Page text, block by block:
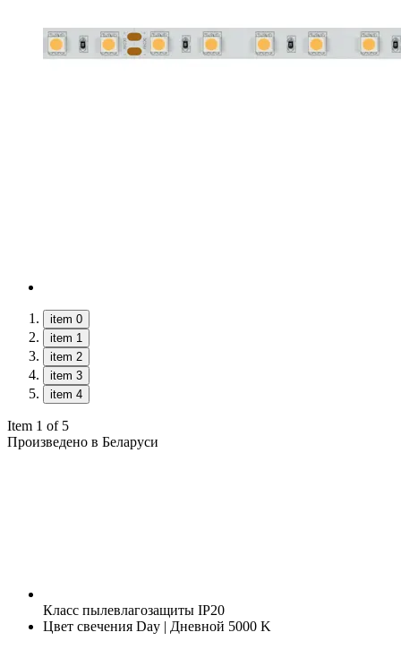
item 0
item 1
item 2
item 3
item 4
Item 1 of 5
Произведено в Беларуси
Класс пылевлагозащиты IP20
Цвет свечения Day | Дневной 5000 K